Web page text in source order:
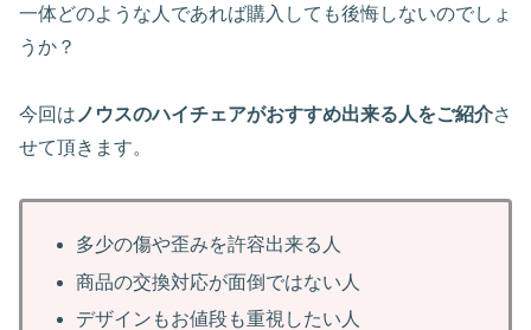
一体どのような人であれば購入しても後悔しないのでしょ
うか？
今回は ノウスのハイチェアがおすすめ出来る人をご紹介さ
せて頂きます。
多少の傷や歪みを許容出来る人
商品の交換対応が面倒ではない人
デザインもお値段も重視したい人